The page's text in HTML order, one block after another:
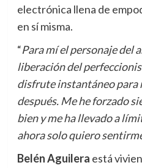
electrónica llena de
en sí misma.
“Para mí el personaje del
liberación del
disfrute instantáneo para
después. Me he forzado
bien y me ha llevado a
ahora solo quiero
Belén Aguilera está